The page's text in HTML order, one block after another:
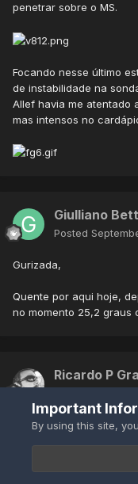
penetrar sobre o MS.
Focando nesse último
de instabilidade na
Allef havia me atentado
mas intensos no
Giulliano
Posted
Gurizada,
Quente por aqui hoje,
no momento 25,2 graus
Ricardo P
Boa tarde!
Muito sol por aqui
Important
By using this site,